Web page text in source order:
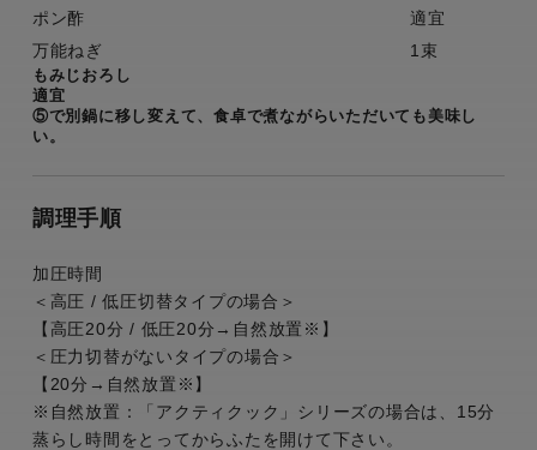
ポン酢
適宜
万能ねぎ
1束
もみじおろし
適宜
⑤で別鍋に移し変えて、食卓で煮ながらいただいても美味し
い。
調理手順
加圧時間
＜高圧 / 低圧切替タイプの場合＞
【高圧20分 / 低圧20分→自然放置※】
＜圧力切替がないタイプの場合＞
【20分→自然放置※】
※自然放置：「アクティクック」シリーズの場合は、15分
蒸らし時間をとってからふたを開けて下さい。